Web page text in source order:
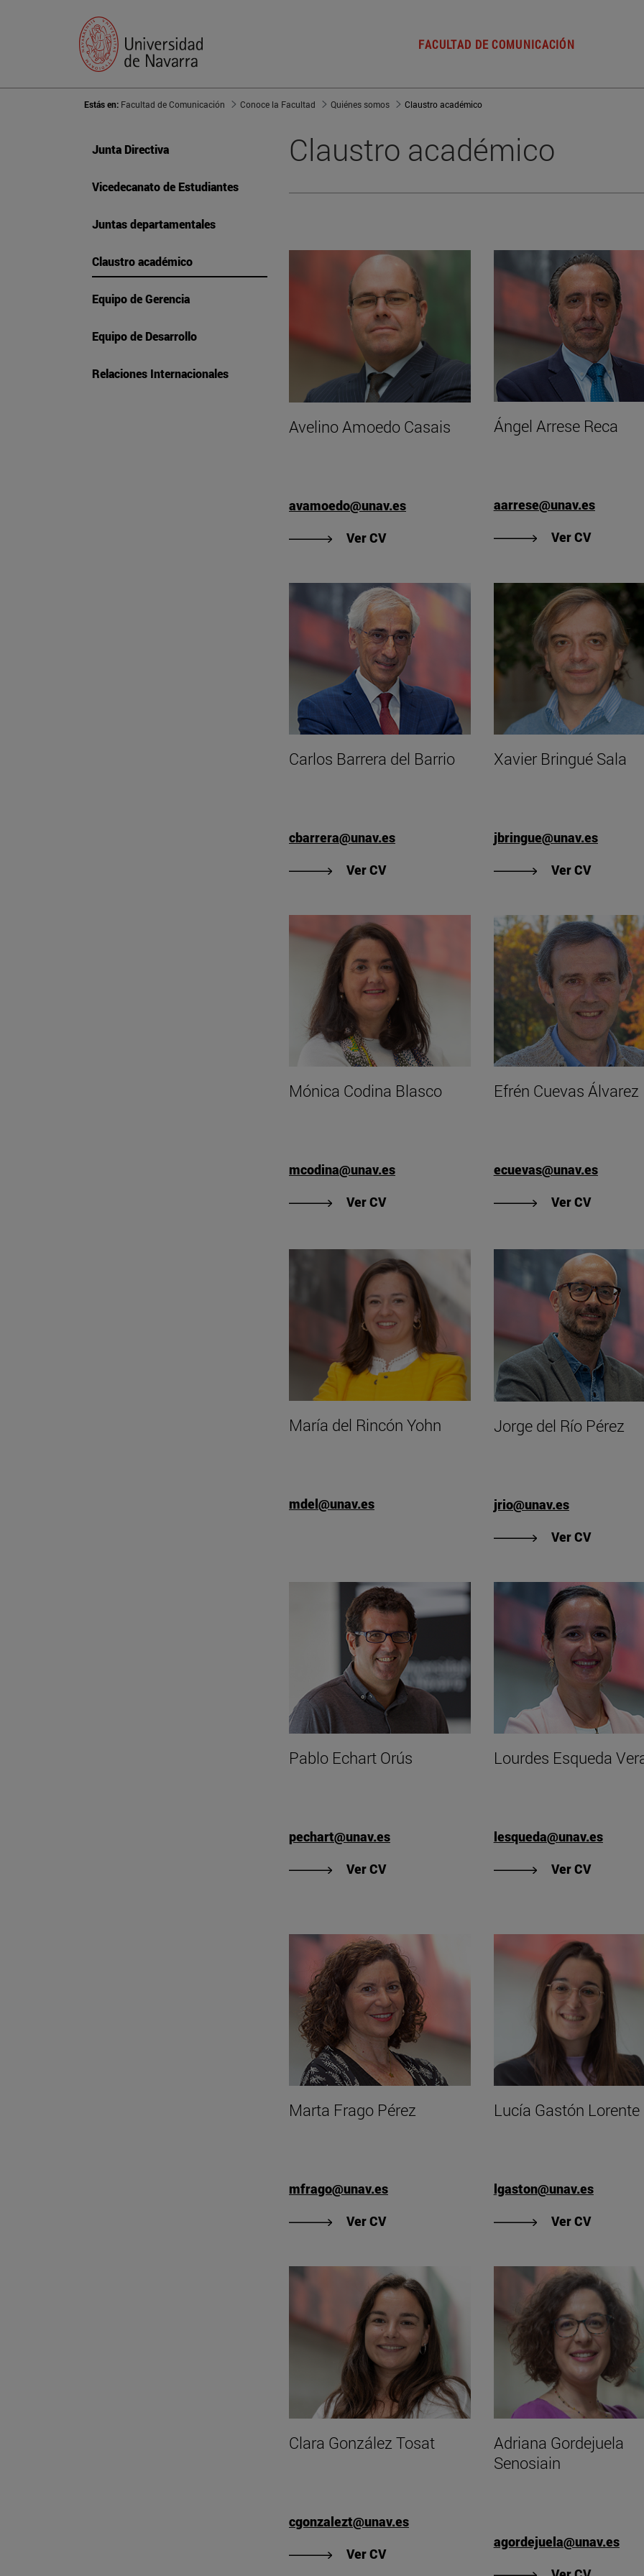
FACULTAD DE COMUNICACIÓN
Estás en: Facultad de Comunicación Conoce la Facultad Quiénes somos Claustro académico
Junta Directiva
Vicedecanato de Estudiantes
Juntas departamentales
Claustro académico
Equipo de Gerencia
Equipo de Desarrollo
Relaciones Internacionales
Claustro académico
Avelino Amoedo Casais
avamoedo@unav.es
Ver CV"Ver CV de Avelino Amoedo Casais"
Ángel Arrese Reca
aarrese@unav.es
Ver CV"Ver CV
Carlos Barrera del Barrio
cbarrera@unav.es
Ver CV"Ver CV de Carlos Barrera del Barrio"
Xavier Bringué Sala
jbringue@unav.es
Ver CV"Ver CV
Mónica Codina Blasco
mcodina@unav.es
Ver CV"Ver CV de Mónica Codina Blasco"
Efrén Cuevas Álvarez
ecuevas@unav.es
Ver CV"Ver CV
María del Rincón Yohn
mdel@unav.es
Jorge del Río Pérez
jrio@unav.es
Ver CV"Ver CV
Pablo Echart Orús
pechart@unav.es
Ver CV"Ver CV de Pablo Echart Orús"
Lourdes Esqueda
lesqueda@unav.es
Ver CV"Ver CV
Marta Frago Pérez
mfrago@unav.es
Ver CV"Ver CV de Marta Frago Pérez"
Lucía Gastón Lorente
lgaston@unav.es
Ver CV"Ver CV
Clara González Tosat
cgonzalezt@unav.es
Ver CV"Ver CV de Clara González Tosat"
Adriana Gordejuela
Senosiain
agordejuela@unav.es